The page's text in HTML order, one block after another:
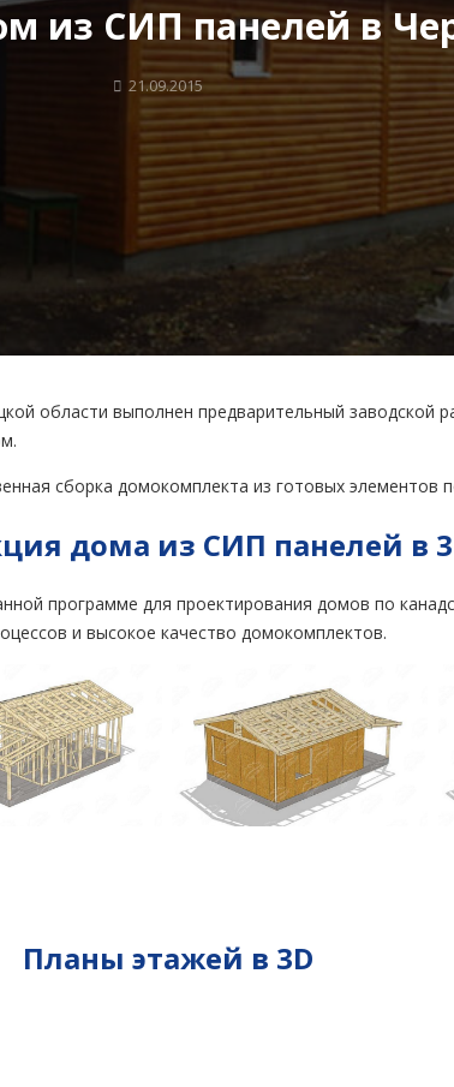
из СИП панелей в
21.09.2015
области выполнен предварительный заводской
сборка домокомплекта из готовых элементов
дома из СИП панелей в
программе для проектирования домов по
и высокое качество домокомплектов.
Планы этажей в 3D
и
Сергей
владелец
дома
Очень довольны
построенным домом.
Дом удобный в
зимой, очень быстро
не уступит кирпичному